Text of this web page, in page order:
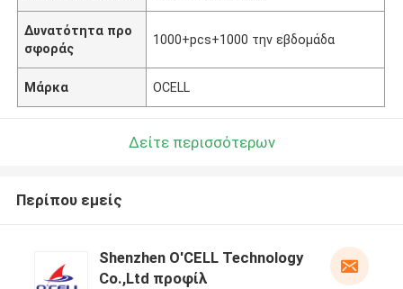
Δυνατότητα προ
σφοράς
1000+pcs+1000 την εβδομάδα
Μάρκα OCELL
Δείτε περισσότερων
Περίπου εμείς
Shenzhen O'CELL Technology
Co.,Ltd προφίλ